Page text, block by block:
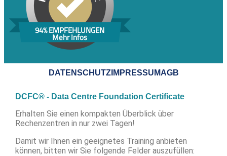
94% EMPFEHLUNGEN
Mehr Infos
DATENSCHUTZIMPRESSUMAGB
DCFC® - Data Centre Foundation Certificate
Erhalten Sie einen kompakten Überblick über
Rechenzentren in nur zwei Tagen!
Damit wir Ihnen ein geeignetes Training anbieten
können, bitten wir Sie folgende Felder auszufüllen: